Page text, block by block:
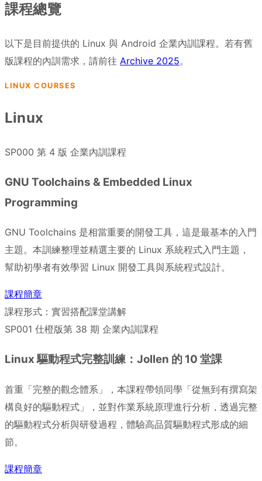
課程總覽
以下是目前提供的 Linux 與 Android 企業內訓課程。若有舊
版課程的內訓需求，請前往 Archive 2025。
LINUX COURSES
Linux
SP000 第 4 版 企業內訓課程
GNU Toolchains & Embedded Linux
Programming
GNU Toolchains 是相當重要的開發工具，這是最基本的入門
主題。本訓練整理並精選主要的 Linux 系統程式入門主題，
幫助初學者有效學習 Linux 開發工具與系統程式設計。
課程簡章
課程形式：實習搭配課堂講解
SP001 仕橙版第 38 期 企業內訓課程
Linux 驅動程式完整訓練：Jollen 的 10 堂課
首重「完整的觀念體系」，本課程帶領同學「從無到有撰寫架
構良好的驅動程式」，並對作業系統原理進行分析，透過完整
的驅動程式分析與研發過程，體驗高品質驅動程式形成的細
節。
課程簡章